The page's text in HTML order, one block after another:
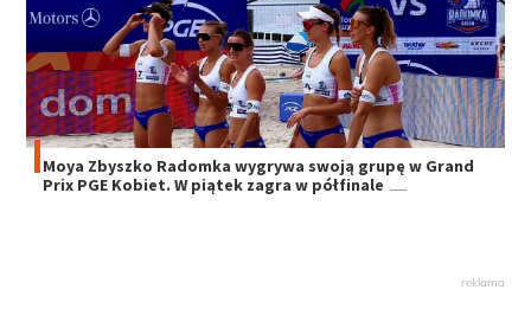
Moya Zbyszko Radomka wygrywa swoją grupę w Grand
Prix PGE Kobiet. W piątek zagra w półfinale